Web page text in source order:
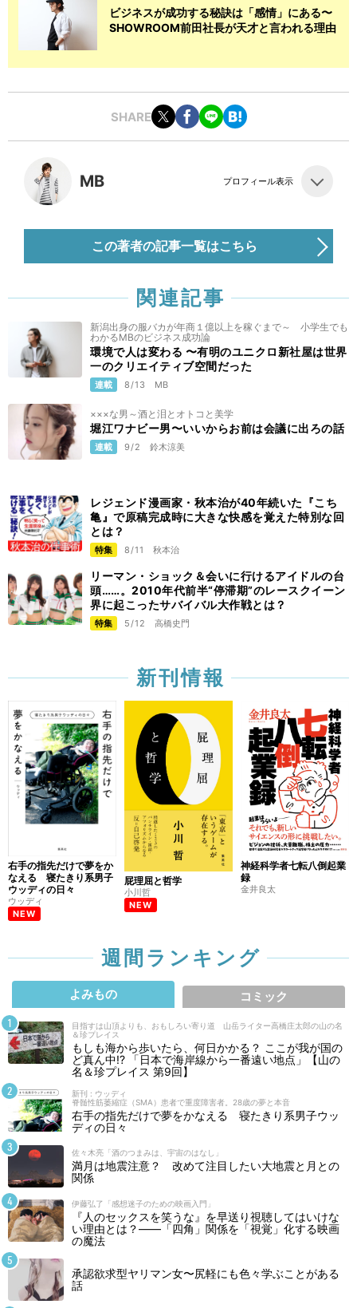
ビジネスが成功する秘訣は「感情」にある〜
SHOWROOM前田社長が天才と言われる理由
SHARE
MB プロフィール表示
この著者の記事一覧はこちら
関連記事
新潟出身の服バカが年商１億以上を稼ぐまで～ 小学生でも
わかるMBのビジネス成功論
環境で人は変わる 〜有明のユニクロ新社屋は世界
一のクリエイティブ空間だった
連載 8/13 MB
×××な男～酒と泪とオトコと美学
堀江ワナビー男〜いいからお前は会議に出ろの話
連載 9/2 鈴木涼美
レジェンド漫画家・秋本治が40年続いた『こち
亀』で原稿完成時に大きな快感を覚えた特別な回
とは？
特集 8/11 秋本治
リーマン・ショック＆会いに行けるアイドルの台
頭……。2010年代前半“停滞期”のレースクイーン
界に起こったサバイバル大作戦とは？
特集 5/12 高橋史門
新刊情報
右手の指先だけで夢をか
なえる 寝たきり系男子
ウッディの日々
ウッディ
NEW
屁理屈と哲学
小川哲
NEW
神経科学者七転八倒起業
録
金井良太
週間ランキング
よみもの コミック
目指すは山頂よりも、おもしろい寄り道 山岳ライター高橋庄太郎の山の名
＆珍プレイス
もしも海から歩いたら、何日かかる？ ここが我が国の
ど真ん中!? 「日本で海岸線から一番遠い地点」【山の
名＆珍プレイス 第9回】
新刊 : ウッディ
脊髄性筋萎縮症（SMA）患者で重度障害者。28歳の夢と本音
右手の指先だけで夢をかなえる 寝たきり系男子ウッ
ディの日々
佐々木亮「酒のつまみは、宇宙のはなし」
満月は地震注意？ 改めて注目したい大地震と月との
関係
伊藤弘了「感想迷子のための映画入門」
『人のセックスを笑うな』を早送り視聴してはいけな
い理由とは？――「四角」関係を「視覚」化する映画
の魔法
承認欲求型ヤリマン女〜尻軽にも色々学ぶことがある
話